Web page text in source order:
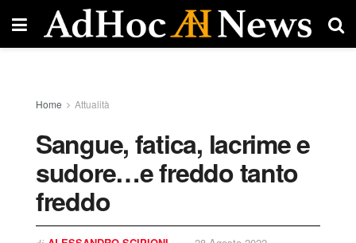
Home Attualità
Sangue, fatica, lacrime e
sudore…e freddo tanto
freddo